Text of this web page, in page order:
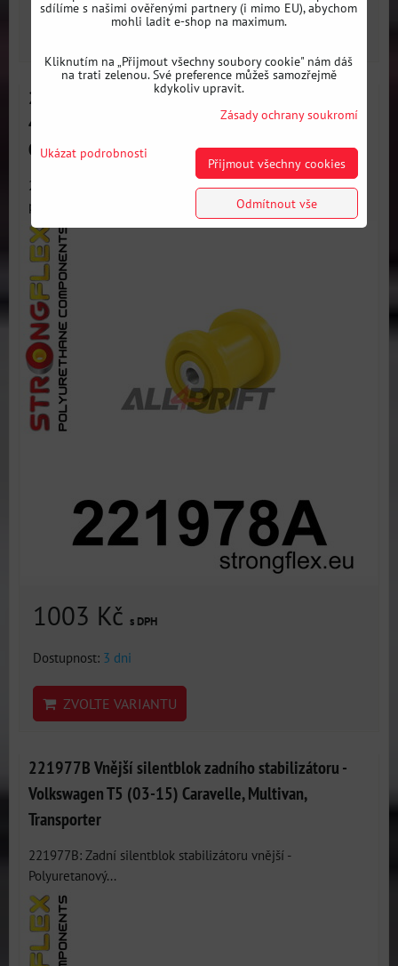
221978A Silentblok uložení zadního diferenciálu
4Motion - přední SPORT - Volkswagen T5 (03-15)
Caravelle, Multivan, Transporter
221978A: Silentblok uložení zadního diferenciálu 4Motion -
přední...
1003 Kč s DPH
Dostupnost: 3 dni
ZVOLTE VARIANTU
221977B Vnější silentblok zadního stabilizátoru -
Volkswagen T5 (03-15) Caravelle, Multivan,
Transporter
221977B: Zadní silentblok stabilizátoru vnější -
Polyuretanový...
sdílíme s našimi ověřenými partnery (i mimo EU), abychom
mohli ladit e-shop na maximum.
Kliknutím na „Přijmout všechny soubory cookie" nám dáš
na trati zelenou. Své preference můžeš samozřejmě
kdykoliv upravit.
Zásady ochrany soukromí
Ukázat podrobnosti
Přijmout všechny cookies
Odmítnout vše